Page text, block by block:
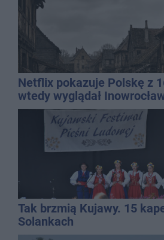
Netflix pokazuje Polskę z
wtedy wyglądał
Tak brzmią Kujawy. 15
Solankach